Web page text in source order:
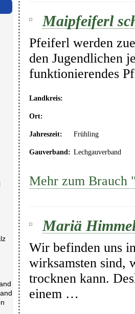
Maipfeiferl
Pfeiferl werden
den Jugendlichen
funktionierendes
Landkreis:
Ort:
Jahreszeit: Frühling
Gauverband: Lechgauverband
Mehr zum Brauch
Mariä
Wir befinden uns
wirksamsten sind,
trocknen kann.
einem …